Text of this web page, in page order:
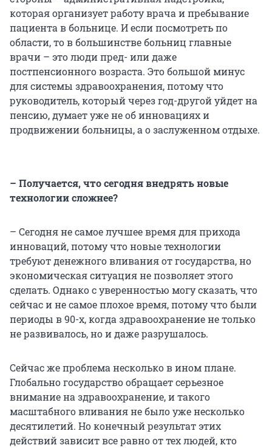
которая организует работу врача и пребывание
пациента в больнице. И если посмотреть по
области, то в большинстве больниц главные
врачи – это люди пред- или даже
постпенсионного возраста. Это большой минус
для системы здравоохранения, потому что
руководитель, который через год-другой уйдет на
пенсию, думает уже не об инновациях и
продвижении больницы, а о заслуженном отдыхе.
– Получается, что сегодня внедрять новые
технологии сложнее?
– Сегодня не самое лучшее время для прихода
инноваций, потому что новые технологии
требуют денежного вливания от государства, но
экономическая ситуация не позволяет этого
сделать. Однако с уверенностью могу сказать, что
сейчас и не самое плохое время, потому что были
периоды в 90-х, когда здравоохранение не только
не развивалось, но и даже разрушалось.
Сейчас же проблема несколько в ином плане.
Глобально государство обращает серьезное
внимание на здравоохранение, и такого
масштабного вливания не было уже несколько
десятилетий. Но конечный результат этих
действий зависит все равно от тех людей, кто